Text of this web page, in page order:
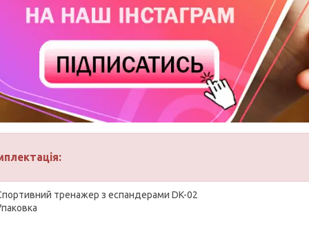
тренажер з еспандерами DK-02